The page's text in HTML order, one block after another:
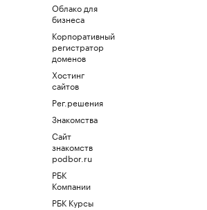
Облако для
бизнеса
Корпоративный
регистратор
доменов
Хостинг
сайтов
Рег.решения
Знакомства
Сайт
знакомств
podbor.ru
РБК
Компании
РБК Курсы